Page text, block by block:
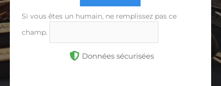
Si vous êtes un humain, ne remplissez pas ce
champ.
Données sécurisées